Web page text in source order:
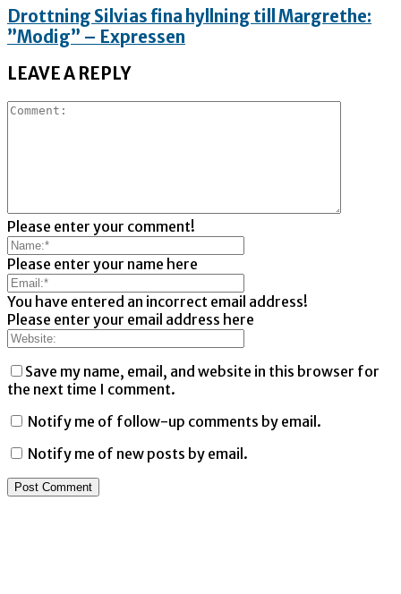
Drottning Silvias fina hyllning till Margrethe:
”Modig” – Expressen
LEAVE A REPLY
Please enter your comment!
Please enter your name here
You have entered an incorrect email address!
Please enter your email address here
Save my name, email, and website in this browser for
the next time I comment.
Notify me of follow-up comments by email.
Notify me of new posts by email.